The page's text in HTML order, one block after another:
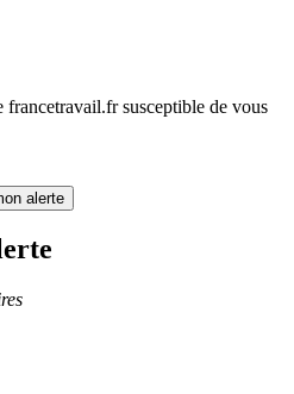
susceptible de vous
alerte